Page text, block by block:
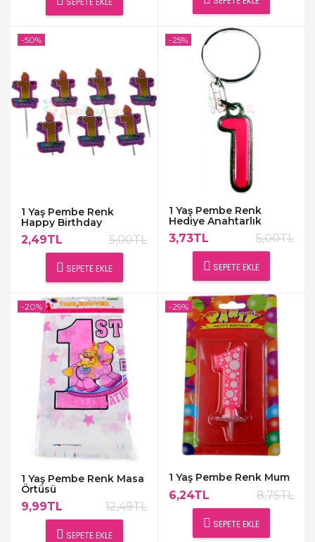
1 Yaş Pembe Renk
Happy Birthday
Kürdanlar
2,49TL 5,00TL
SEPETE EKLE
-50%
1 Yaş Pembe Renk
Hediye Anahtarlık
3,73TL 5,00TL
SEPETE EKLE
-25%
1 Yaş Pembe Renk Masa
Örtüsü
9,99TL 12,49TL
SEPETE EKLE
-20%
1 Yaş Pembe Renk Mum
6,24TL 8,75TL
SEPETE EKLE
-29%